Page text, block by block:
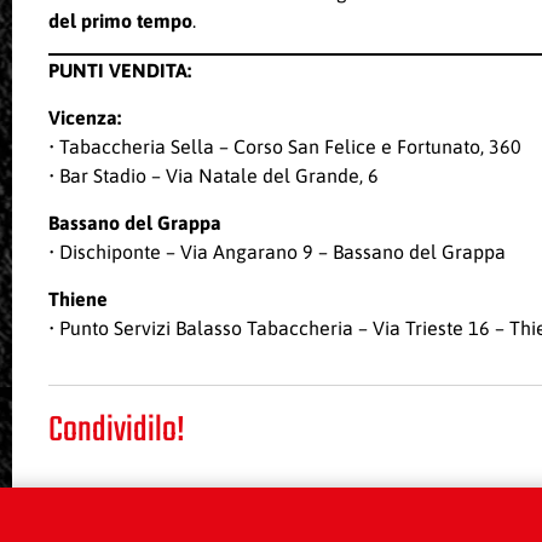
del primo tempo.
PUNTI VENDITA:
Vicenza:
• Tabaccheria Sella – Corso San Felice e Fortunato, 360
• Bar Stadio – Via Natale del Grande, 6
Bassano del Grappa
• Dischiponte – Via Angarano 9 – Bassano del Grappa
Thiene
• Punto Servizi Balasso Tabaccheria – Via Trieste 16 –
Condividilo!